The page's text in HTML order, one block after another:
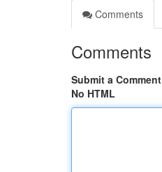
Comments
Comments
Submit a Comment
No HTML